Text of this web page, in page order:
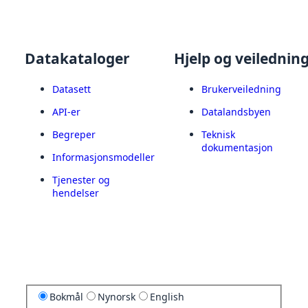
Datakataloger
Datasett
API-er
Begreper
Informasjonsmodeller
Tjenester og
hendelser
Hjelp og
Brukerveiledning
Datalandsbyen
Teknisk
dokumentasjon
Bokmål Nynorsk English